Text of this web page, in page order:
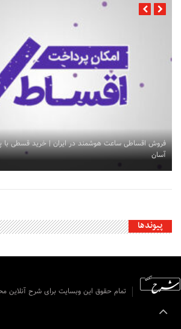
فروش اقساطی ساعت هوشمند در ایران | خرید قسطی با
آسان
پیوندها
تمام حقوق این وبسایت برای شرح آنلاین